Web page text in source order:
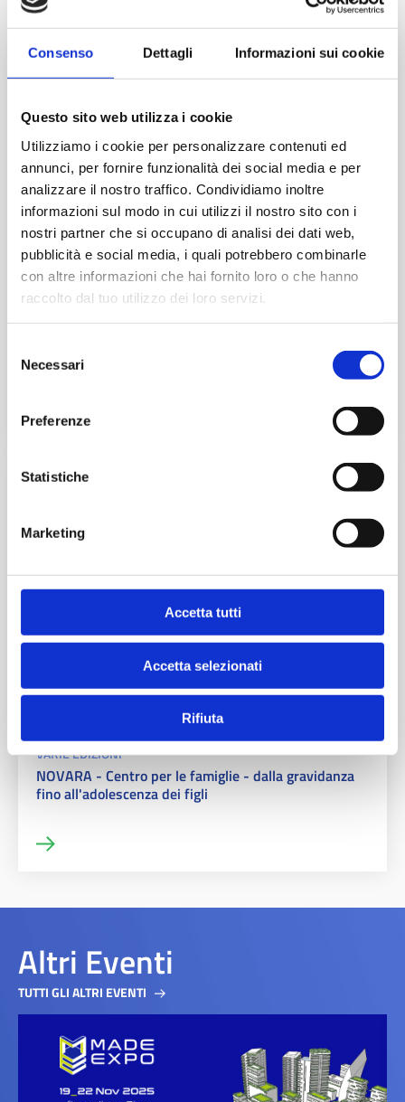
Consenso Dettagli Informazioni sui cookie
Questo sito web utilizza i cookie
Utilizziamo i cookie per personalizzare contenuti ed
annunci, per fornire funzionalità dei social media e per
analizzare il nostro traffico. Condividiamo inoltre
informazioni sul modo in cui utilizzi il nostro sito con i
nostri partner che si occupano di analisi dei dati web,
pubblicità e social media, i quali potrebbero combinarle
con altre informazioni che hai fornito loro o che hanno
raccolto dal tuo utilizzo dei loro servizi.
delNecessari
Preferenze
Statistiche
Marketing
Accetta tutti
Accetta selezionati
Rifiuta
ANCI LOMBARDIA - ANCILAB
29 SETTEMBRE 2026
STREAMING ONLINE
Legalità Comune - Interessi in equilibrio: conflitti di
interessi, ruolo politico ed etica pubblica nel Comune
VARIE EDIZIONI
NOVARA - Centro per le famiglie - dalla gravidanza
fino all'adolescenza dei figli
Altri Eventi
TUTTI GLI ALTRI EVENTI